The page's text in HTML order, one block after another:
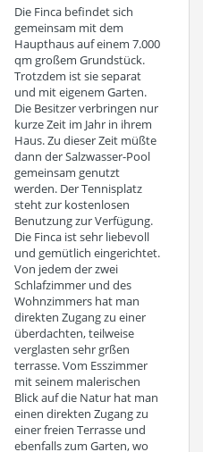
Die Finca befindet sich
gemeinsam mit dem
Haupthaus auf einem 7.000
qm großem Grundstück.
Trotzdem ist sie separat
und mit eigenem Garten.
Die Besitzer verbringen nur
kurze Zeit im Jahr in ihrem
Haus. Zu dieser Zeit müßte
dann der Salzwasser-Pool
gemeinsam genutzt
werden. Der Tennisplatz
steht zur kostenlosen
Benutzung zur Verfügung.
Die Finca ist sehr liebevoll
und gemütlich eingerichtet.
Von jedem der zwei
Schlafzimmer und des
Wohnzimmers hat man
direkten Zugang zu einer
überdachten, teilweise
verglasten sehr grßen
terrasse. Vom Esszimmer
mit seinem malerischen
Blick auf die Natur hat man
einen direkten Zugang zu
einer freien Terrasse und
ebenfalls zum Garten, wo